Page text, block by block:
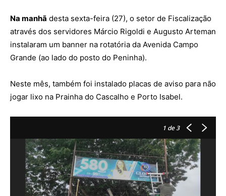
Na manhã desta sexta-feira (27), o setor de Fiscalização
através dos servidores Márcio Rigoldi e Augusto Arteman
instalaram um banner na rotatória da Avenida Campo
Grande (ao lado do posto do Peninha).
Neste mês, também foi instalado placas de aviso para não
jogar lixo na Prainha do Cascalho e Porto Isabel.
1 de 3